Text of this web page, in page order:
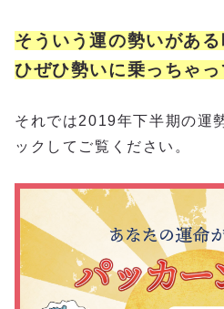
そういう運の勢いがあ
ひぜひ勢いに乗っちゃっ
それでは2019年下半期の運
ックしてご覧ください。